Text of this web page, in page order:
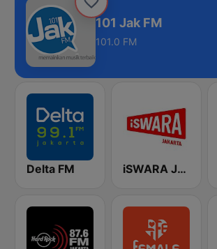
101 Jak FM
101.0 FM
Delta FM iSWARA Jakarta